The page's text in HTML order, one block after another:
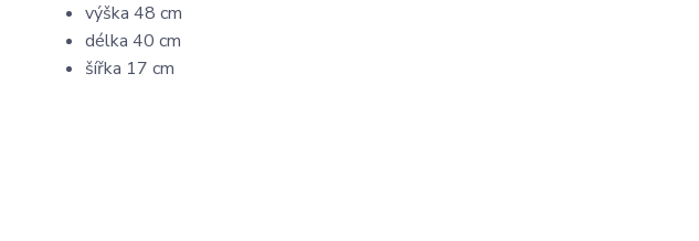
výška 48 cm
délka 40 cm
šířka 17 cm